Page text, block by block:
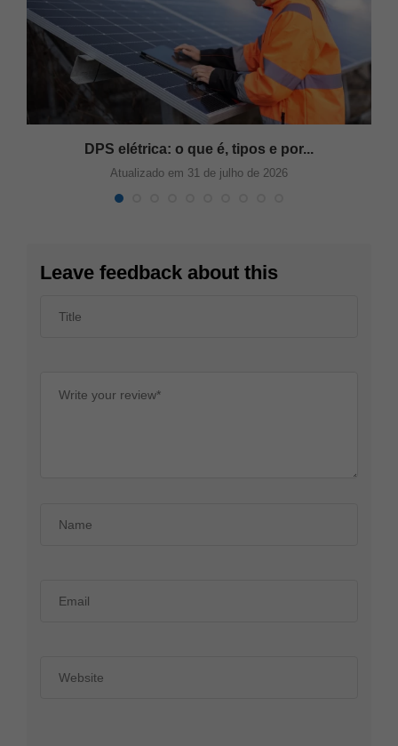
DPS elétrica: o que é, tipos e por...
Atualizado em 31 de julho de 2026
Leave feedback about this